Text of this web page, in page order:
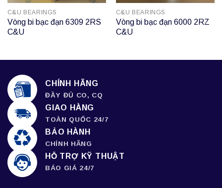
C&U BEARINGS
Vòng bi bạc đạn 6309 2RS
C&U
C&U BEARINGS
Vòng bi bạc đạn 6000 2RZ
C&U
CHÍNH HÃNG
ĐẦY ĐỦ CO, CQ
GIAO HÀNG
TOÀN QUỐC 24/7
BẢO HÀNH
CHÍNH HÃNG
HỖ TRỢ KỸ THUẬT
BÁO GIÁ 24/7